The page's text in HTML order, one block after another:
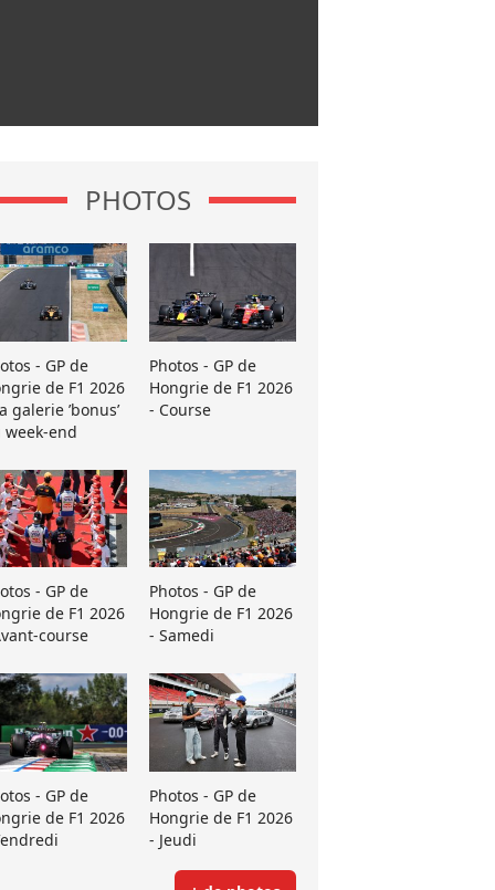
PHOTOS
- GP de
de F1 2026
galerie ’bonus’
week-end
Photos - GP de
Hongrie de F1 2026
- Course
- GP de
de F1 2026
course
Photos - GP de
Hongrie de F1 2026
- Samedi
- GP de
de F1 2026
Photos - GP de
Hongrie de F1 2026
- Jeudi